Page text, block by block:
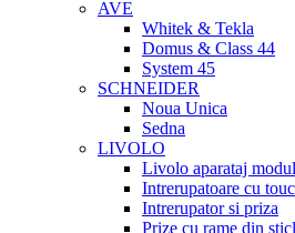
AVE
Whitek & Tekla
Domus & Class 44
System 45
SCHNEIDER
Noua Unica
Sedna
LIVOLO
Livolo aparataj
Intrerupatoare cu
Intrerupator si priza
Prize cu rame din